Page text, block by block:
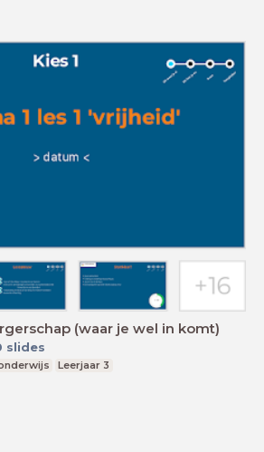
(waar je wel in komt)
slides
Leerjaar 3